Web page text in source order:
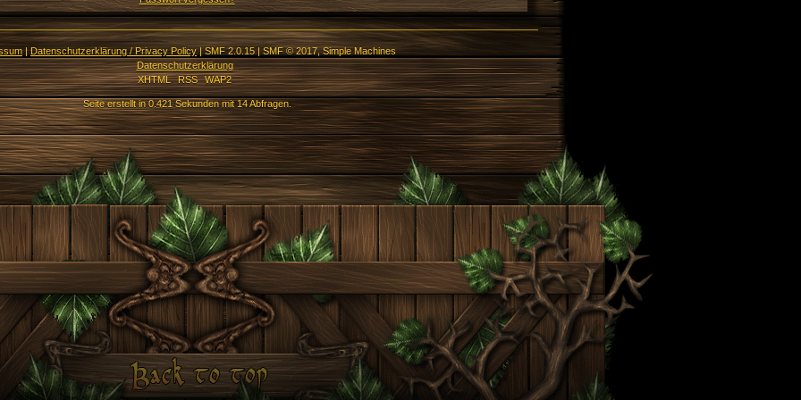
|Datenschutzerklärung / Privacy Policy|SMF 2.0.15 | SMF © 2017,Simple Machines
Datenschutzerklärung
XHTML
RSS WAP2
Seite erstellt in 0.421 Sekunden mit 14 Abfragen.